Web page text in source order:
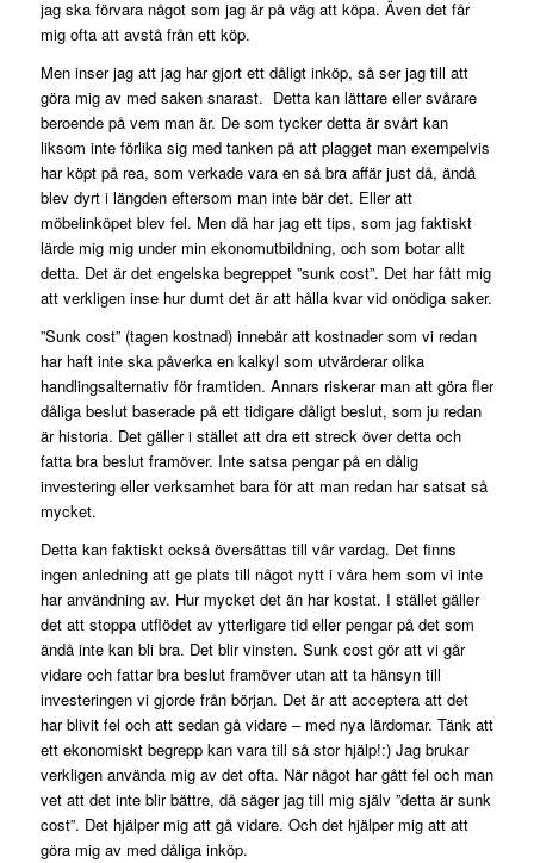
jag ska förvara något som jag är på väg att köpa. Även det får
mig ofta att avstå från ett köp.
Men inser jag att jag har gjort ett dåligt inköp, så ser jag till att
göra mig av med saken snarast. Detta kan lättare eller svårare
beroende på vem man är. De som tycker detta är svårt kan
liksom inte förlika sig med tanken på att plagget man exempelvis
har köpt på rea, som verkade vara en så bra affär just då, ändå
blev dyrt i längden eftersom man inte bär det. Eller att
möbelinköpet blev fel. Men då har jag ett tips, som jag faktiskt
lärde mig mig under min ekonomutbildning, och som botar allt
detta. Det är det engelska begreppet ”sunk cost”. Det har fått mig
att verkligen inse hur dumt det är att hålla kvar vid onödiga saker.
”Sunk cost” (tagen kostnad) innebär att kostnader som vi redan
har haft inte ska påverka en kalkyl som utvärderar olika
handlingsalternativ för framtiden. Annars riskerar man att göra fler
dåliga beslut baserade på ett tidigare dåligt beslut, som ju redan
är historia. Det gäller i stället att dra ett streck över detta och
fatta bra beslut framöver. Inte satsa pengar på en dålig
investering eller verksamhet bara för att man redan har satsat så
mycket.
Detta kan faktiskt också översättas till vår vardag. Det finns
ingen anledning att ge plats till något nytt i våra hem som vi inte
har användning av. Hur mycket det än har kostat. I stället gäller
det att stoppa utflödet av ytterligare tid eller pengar på det som
ändå inte kan bli bra. Det blir vinsten. Sunk cost gör att vi går
vidare och fattar bra beslut framöver utan att ta hänsyn till
investeringen vi gjorde från början. Det är att acceptera att det
har blivit fel och att sedan gå vidare – med nya lärdomar. Tänk att
ett ekonomiskt begrepp kan vara till så stor hjälp!:) Jag brukar
verkligen använda mig av det ofta. När något har gått fel och man
vet att det inte blir bättre, då säger jag till mig själv ”detta är sunk
cost”. Det hjälper mig att gå vidare. Och det hjälper mig att att
göra mig av med dåliga inköp.